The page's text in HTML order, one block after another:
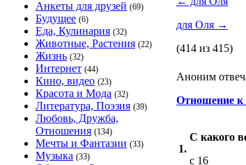
Анкеты для друзей (69)
Будущее (6)
Еда, Кулинария (32)
Животные, Растения (22)
Жизнь (32)
Интернет (44)
Кино, видео (23)
Красота и Мода (32)
Литература, Поэзия (39)
Любовь, Дружба,
Отношения (134)
Мечты и Фантазии (33)
Музыка (33)
для Оля →
(414 из 415)
Аноним
Отношение к
1.
С какого
с 16